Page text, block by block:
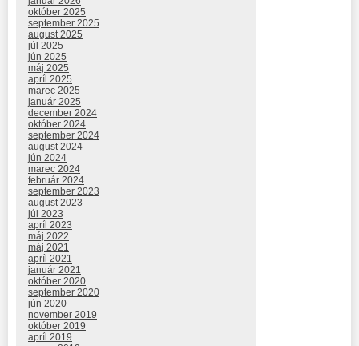
október 2025
september 2025
august 2025
júl 2025
jún 2025
máj 2025
apríl 2025
marec 2025
január 2025
december 2024
október 2024
september 2024
august 2024
jún 2024
marec 2024
február 2024
september 2023
august 2023
júl 2023
apríl 2023
máj 2022
máj 2021
apríl 2021
január 2021
október 2020
september 2020
jún 2020
november 2019
október 2019
apríl 2019